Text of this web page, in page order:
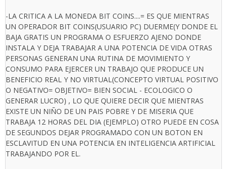
-LA CRITICA A LA MONEDA BIT COINS....= ES QUE MIENTRAS
UN OPERADOR BIT COINS(USUARIO PC) DUERME(Y DONDE EL
BAJA GRATIS UN PROGRAMA O ESFUERZO AJENO DONDE
INSTALA Y DEJA TRABAJAR A UNA POTENCIA DE VIDA OTRAS
PERSONAS GENERAN UNA RUTINA DE MOVIMIENTO Y
CONSUMO PARA EJERCER UN TRABAJO QUE PRODUCE UN
BENEFICIO REAL Y NO VIRTUAL(CONCEPTO VIRTUAL POSITIVO
O NEGATIVO= OBJETIVO= BIEN SOCIAL - ECOLOGICO O
GENERAR LUCRO) , LO QUE QUIERE DECIR QUE MIENTRAS
EXISTE UN NIÑO DE UN PAIS POBRE Y DE MISERIA QUE
TRABAJA 12 HORAS DEL DIA (EJEMPLO) OTRO PUEDE EN COSA
DE SEGUNDOS DEJAR PROGRAMADO CON UN BOTON EN
ESCLAVITUD EN UNA POTENCIA EN INTELIGENCIA ARTIFICIAL
TRABAJANDO POR EL.